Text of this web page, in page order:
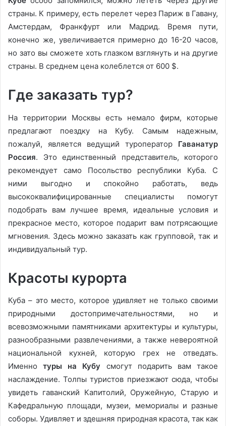
страны. К примеру, есть перелет через Париж в Гавану,
Амстердам, Франкфурт или Мадрид. Время пути,
конечно же, увеличивается примерно до 16-20 часов,
но зато вы сможете хоть глазком взглянуть и на другие
страны. В среднем цена колеблется от 600 $.
Где заказать тур?
На территории Москвы есть немало фирм, которые
предлагают поездку на Кубу. Самым надежным,
пожалуй, является ведущий туроператор Гаванатур
Россия. Это единственный представитель, которого
рекомендует само Посольство республики Куба. С
ними выгодно и спокойно работать, ведь
высококвалифицированные специалисты помогут
подобрать вам лучшее время, идеальные условия и
прекрасное место, которое подарит вам потрясающие
мгновения. Здесь можно заказать как групповой, так и
индивидуальный тур.
Красоты курорта
Куба – это место, которое удивляет не только своими
природными достопримечательностями, но и
всевозможными памятниками архитектуры и культуры,
разнообразными развлечениями, а также невероятной
национальной кухней, которую грех не отведать.
Именнотуры на Кубу смогут подарить вам такое
наслаждение. Толпы туристов приезжают сюда, чтобы
увидеть гаванский Капитолий, Оружейную, Старую и
Кафедральную площади, музеи, мемориалы и разные
соборы. Удивляет и здешняя природная красота, так как